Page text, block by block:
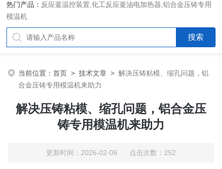
热门产品： 反应釜温控装置,化工反应釜油电加热器,铝合金压铸专用
模温机
当前位置：首页 >技术文章 >解决压铸粘模、缩孔问题，铝
合金压铸专用模温机来助力
解决压铸粘模、缩孔问题，铝合金压
铸专用模温机来助力
更新时间：2026-02-06 点击次数：252